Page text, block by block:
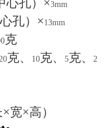
心孔）×3mm
心孔）× 13mm
克
克、 10克、5克、2
×宽×高）